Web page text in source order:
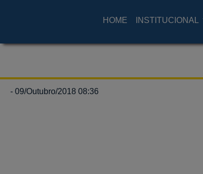
HOME INSTITUCIONAL
- 09/Outubro/2018 08:36